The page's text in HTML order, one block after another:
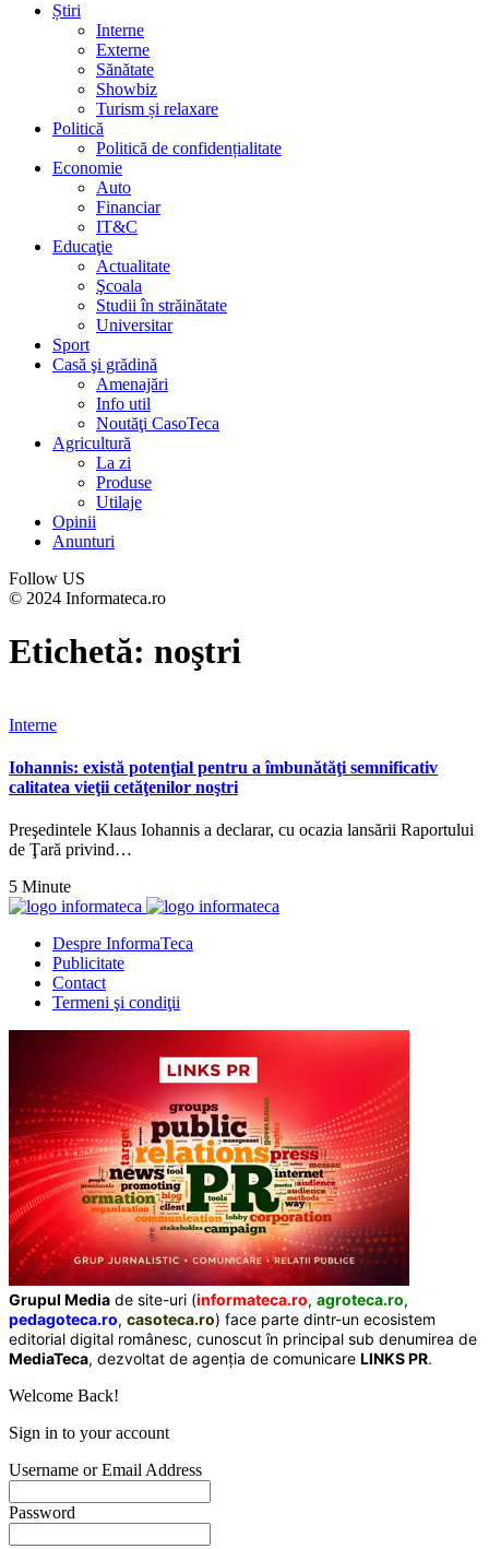
Știri
Interne
Externe
Sănătate
Showbiz
Turism și relaxare
Politică
Politică de confidențialitate
Economie
Auto
Financiar
IT&C
Educaţie
Actualitate
Şcoala
Studii în străinătate
Universitar
Sport
Casă şi grădină
Amenajări
Info util
Noutăţi CasoTeca
Agricultură
La zi
Produse
Utilaje
Opinii
Anunturi
Follow US
© 2024 Informateca.ro
Etichetă: noştri
Interne
Iohannis: există potenţial pentru a îmbunătăţi semnificativ
calitatea vieţii cetăţenilor noştri
Preşedintele Klaus Iohannis a declarar, cu ocazia lansării Raportului
de Ţară privind…
5 Minute
Despre InformaTeca
Publicitate
Contact
Termeni şi condiţii
Grupul Media de site-uri (informateca.ro, agroteca.ro,
pedagoteca.ro, casoteca.ro) face parte dintr-un ecosistem
editorial digital românesc, cunoscut în principal sub denumirea de
MediaTeca, dezvoltat de agenția de comunicare LINKS PR.
Welcome Back!
Sign in to your account
Username or Email Address
Password